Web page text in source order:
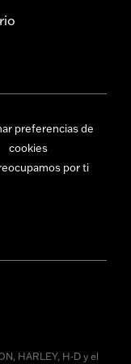
preferencias de
cookies
por ti
HARLEY, H-D y el